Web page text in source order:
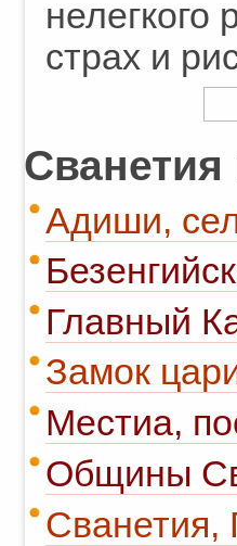
страх и
Сванетия
Адиши,
Главный
Замок
Местиа,
Общины
Сванетия,